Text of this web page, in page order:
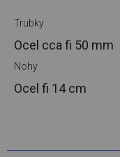
Trubky
Ocel ccafi 50 mm
Nohy
Ocel fi 14 cm